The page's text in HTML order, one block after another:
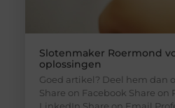
Slotenmaker Roermond
oplossingen
Goed artikel? Deel hem dan
Share on Facebook Share on
LinkedIn Share on Email